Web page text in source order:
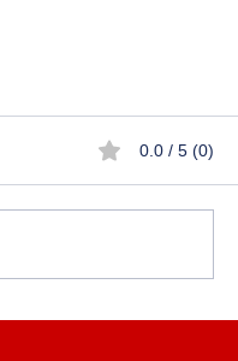
0.0 / 5 (0)